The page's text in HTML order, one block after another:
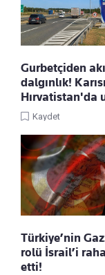
Gurbetçiden
dalgınlık!
Hırvatistan'da
Kaydet
Türkiye’nin
rolü İsrail’i
etti!